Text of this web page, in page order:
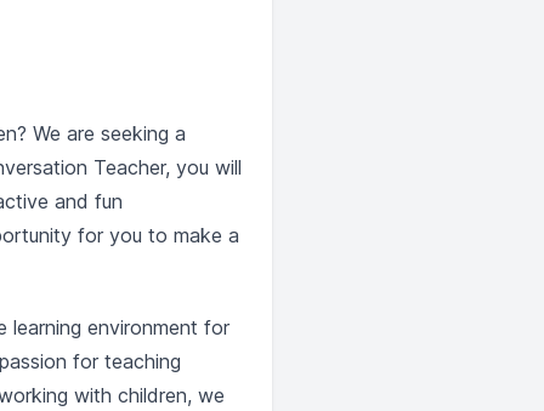
We are seeking a
Teacher, you will
and fun
for you to make a
learning environment for
for teaching
with children, we